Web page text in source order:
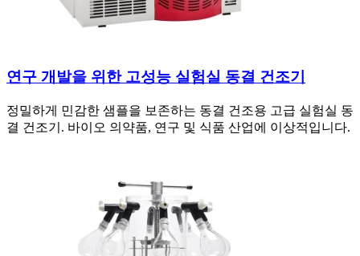
연구 개발을 위한 고성능 실험실 동결 건조기
정밀하게 민감한 샘플을 보존하는 동결 건조용 고급 실험실 동
결 건조기. 바이오 의약품, 연구 및 식품 산업에 이상적입니다.